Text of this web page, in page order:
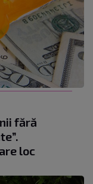
fără
loc